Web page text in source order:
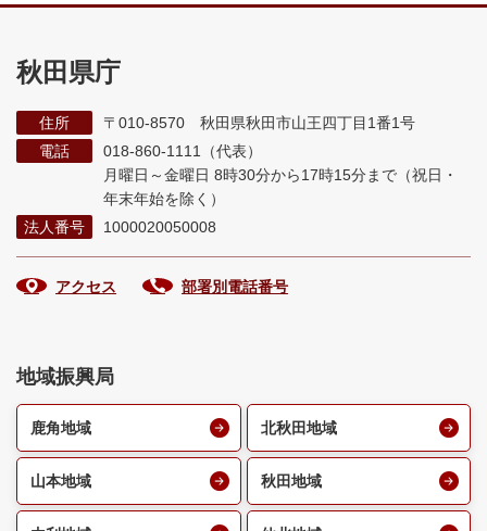
秋田県庁
住所
〒010-8570 秋田県秋田市山王四丁目1番1号
電話
018-860-1111（代表）
月曜日～金曜日 8時30分から17時15分まで （祝日・
年末年始を除く）
法人番号
1000020050008
アクセス 部署別電話番号
地域振興局
鹿角地域 北秋田地域
山本地域 秋田地域